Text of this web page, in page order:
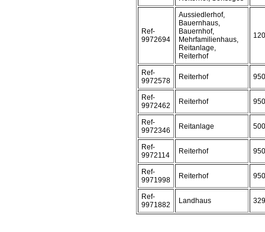
Ref-
9972694
Aussiedlerhof,
Bauernhaus,
Bauernhof,
Mehrfamilienhaus,
Reitanlage,
Reiterhof
Ref-
9972578
Reiterhof
Ref-
9972462
Reiterhof
Ref-
9972346
Reitanlage
Ref-
9972114
Reiterhof
Ref-
9971998
Reiterhof
Ref-
9971882
Landhaus